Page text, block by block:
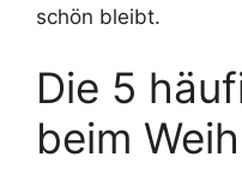
schön bleibt.
Die 5
beim